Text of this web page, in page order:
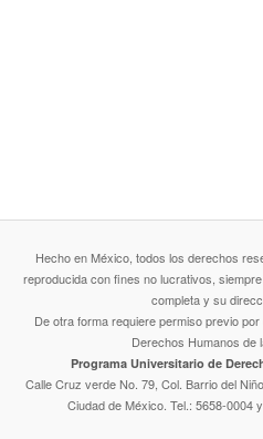
Hecho en México, todos los derechos
reproducida con fines no lucrativos,
completa y su
De otra forma requiere permiso previo
Derechos Humanos de
Programa Universitario de
Calle Cruz verde No. 79, Col. Barrio del
Ciudad de México. Tel.: 5658-0004